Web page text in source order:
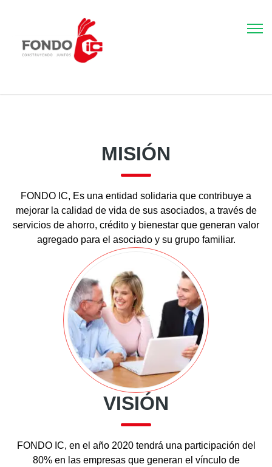
MISIÓN
FONDO IC, Es una entidad solidaria que contribuye a
mejorar la calidad de vida de sus asociados, a través de
servicios de ahorro, crédito y bienestar que generan valor
agregado para el asociado y su grupo familiar.
VISIÓN
FONDO IC, en el año 2020 tendrá una participación del
80% en las empresas que generan el vínculo de